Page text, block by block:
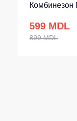
Комбинезон
599 MDL
899 MDL